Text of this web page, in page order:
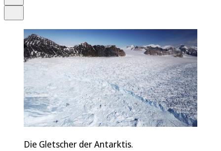
Die Gletscher der Antarktis.